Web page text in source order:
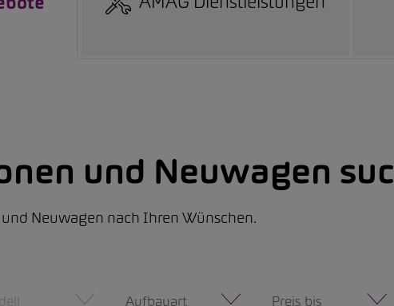
und Neuwagen
Neuwagen nach Ihren Wünschen.
Aufbauart Preis bis